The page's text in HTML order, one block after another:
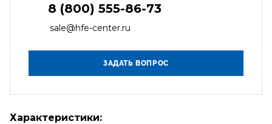
8 (800) 555-86-73
sale@hfe-center.ru
Характеристики: